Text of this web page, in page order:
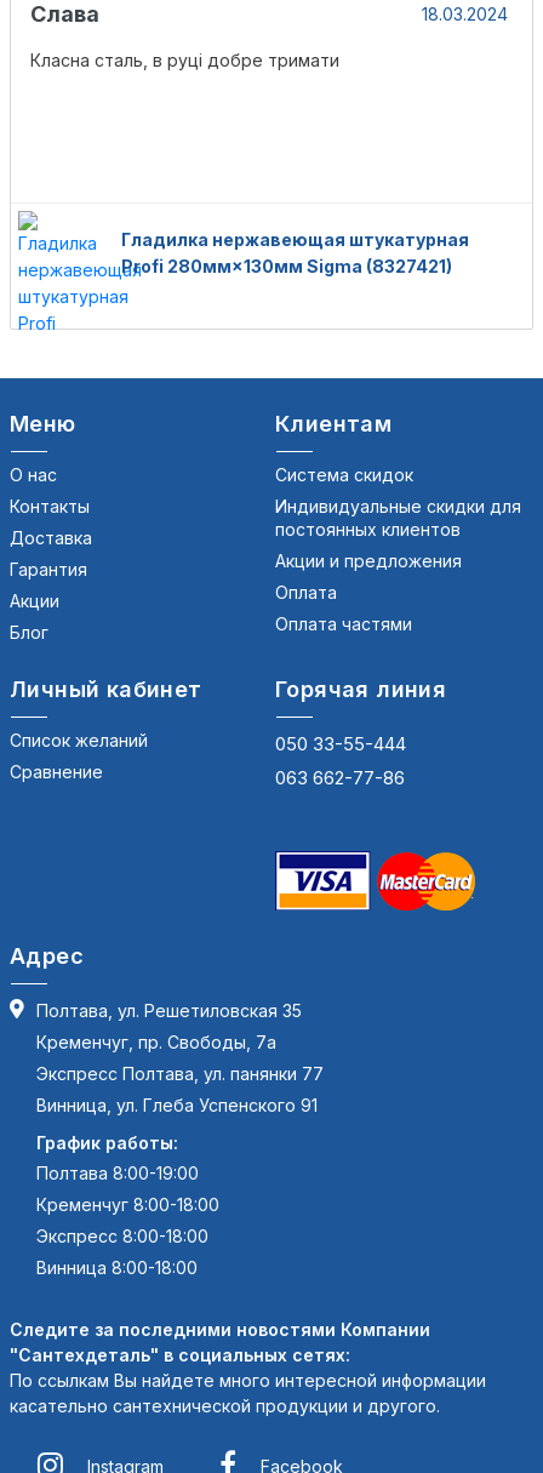
Слава 18.03.2024
Класна сталь, в руці добре тримати
Гладилка нержавеющая штукатурная
Profi 280мм×130мм Sigma (8327421)
Меню
О нас
Контакты
Доставка
Гарантия
Акции
Блог
Клиентам
Система скидок
Индивидуальные скидки для
постоянных клиентов
Акции и предложения
Оплата
Оплата частями
Личный кабинет
Список желаний
Сравнение
Горячая линия
050 33-55-444
063 662-77-86
Адрес
Полтава, ул. Решетиловская 35
Кременчуг, пр. Свободы, 7а
Экспресс Полтава, ул. панянки 77
Винница, ул. Глеба Успенского 91
График работы:
Полтава 8:00-19:00
Кременчуг 8:00-18:00
Экспресс 8:00-18:00
Винница 8:00-18:00
Следите за последними новостями Компании
"Сантехдеталь" в социальных сетях:
По ссылкам Вы найдете много интересной информации
касательно сантехнической продукции и другого.
Instagram Facebook